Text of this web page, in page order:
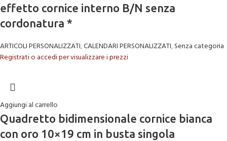
effetto cornice interno B/N senza
cordonatura *
ARTICOLI PERSONALIZZATI,CALENDARI PERSONALIZZATI,Senza categoria
Registrati o accedi per visualizzare i prezzi
Aggiungi al carrello
Quadretto bidimensionale cornice bianca
con oro 10×19 cm in busta singola